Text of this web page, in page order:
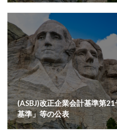
(ASBJ)改正企業会計基準第
基準」等の公表